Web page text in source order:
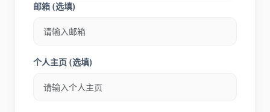
邮箱 (选填)
个人主页 (选填)